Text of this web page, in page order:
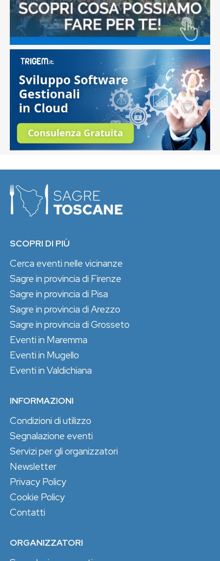
SCOPRI DI PIÙ
Cerca eventi nelle vicinanze
Sagre in provincia di Firenze
Sagre in provincia di Pisa
Sagre in provincia di Arezzo
Sagre in provincia di Grosseto
Eventi in Maremma
Eventi in Mugello
Eventi in Valdichiana
INFORMAZIONI
Condizioni di utilizzo
Segnalazione eventi
Servizi per gli organizzatori
Newsletter
Privacy Policy
Cookie Policy
Contatti
ORGANIZZATORI